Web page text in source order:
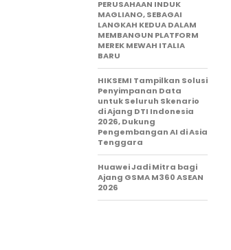
PERUSAHAAN INDUK
MAGLIANO, SEBAGAI
LANGKAH KEDUA DALAM
MEMBANGUN PLATFORM
MEREK MEWAH ITALIA
BARU
HIKSEMI Tampilkan Solusi
Penyimpanan Data
untuk Seluruh Skenario
di Ajang DTI Indonesia
2026, Dukung
Pengembangan AI di Asia
Tenggara
Huawei Jadi Mitra bagi
Ajang GSMA M360 ASEAN
2026